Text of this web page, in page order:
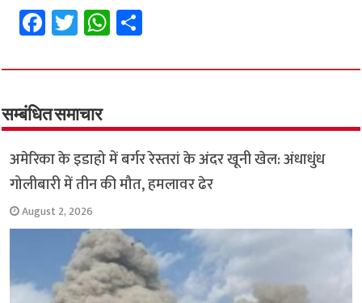
Fa
ce
b
o
o
k
T
wi
tt
er
W
h
at
p
p
ar
सम्बंधित समाचार
अमेरिका के इडाहो में बर्गर रेस्तरां के अंदर खूनी खेल: अंधाधुंध
गोलीबारी में तीन की मौत, हमलावर ढेर
August 2, 2026